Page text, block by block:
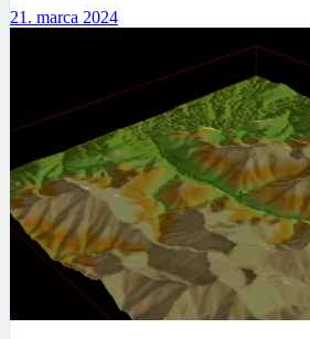
21. marca 2024